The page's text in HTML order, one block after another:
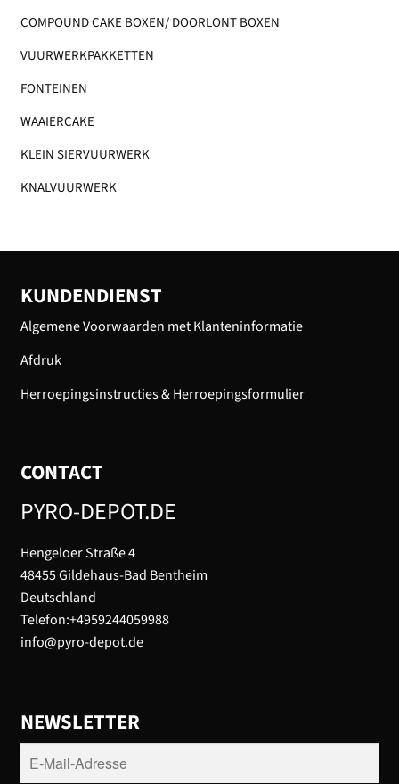
COMPOUND CAKE BOXEN/ DOORLONT BOXEN
VUURWERKPAKKETTEN
FONTEINEN
WAAIERCAKE
KLEIN SIERVUURWERK
KNALVUURWERK
KUNDENDIENST
Algemene Voorwaarden met Klanteninformatie
Afdruk
Herroepingsinstructies & Herroepingsformulier
CONTACT
PYRO-DEPOT.DE
Hengeloer Straße 4
48455 Gildehaus-Bad Bentheim
Deutschland
Telefon:+4959244059988
info@pyro-depot.de
NEWSLETTER